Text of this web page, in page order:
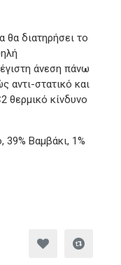
θα διατηρήσει το
άνεση πάνω
αντι-στατικό και
θερμικό κίνδυνο
Βαμβάκι, 1%